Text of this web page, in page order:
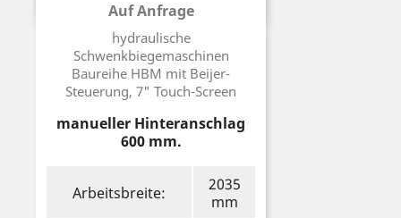
Auf Anfrage
Preis
hydraulische
Schwenkbiegemaschinen
Baureihe HBM mit Beijer-
Steuerung, 7" Touch-Screen
manueller Hinteranschlag
600 mm.
Arbeitsbreite:
2035
mm